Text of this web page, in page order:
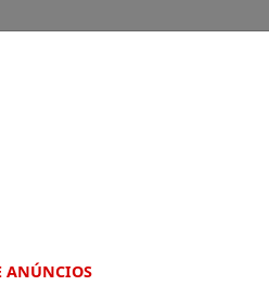
Santo
Famílias
ANÚNCIOS